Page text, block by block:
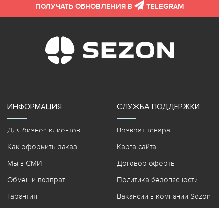
ПОЛУЧАТЬ ОБНОВЛЕНИЯ В TELEGRAM
ИНФОРМАЦИЯ
Для бизнес-клиентов
Как оформить заказ
Мы в СМИ
Обмен и возврат
Гарантия
СЛУЖБА ПОДДЕРЖКИ
Возврат товара
Карта сайта
Договор оферты
Политика безопасности
Вакансии в компании Sezon